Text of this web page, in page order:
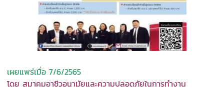
เผยแพร่เมื่อ 7/6/2565
โดย สมาคมอาชีวอนามัยและความปลอดภัยในการทำงาน